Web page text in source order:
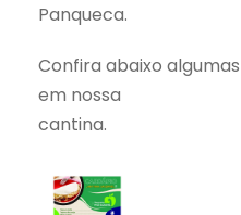
Panqueca.
Confira abaixo
em nossa
cantina.